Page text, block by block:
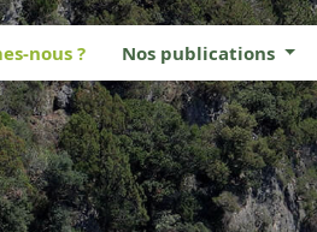
nous ? Nos publications